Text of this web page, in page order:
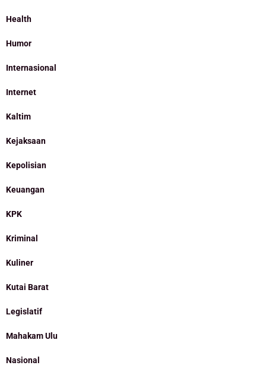
Health
Humor
Internasional
Internet
Kaltim
Kejaksaan
Kepolisian
Keuangan
KPK
Kriminal
Kuliner
Kutai Barat
Legislatif
Mahakam Ulu
Nasional